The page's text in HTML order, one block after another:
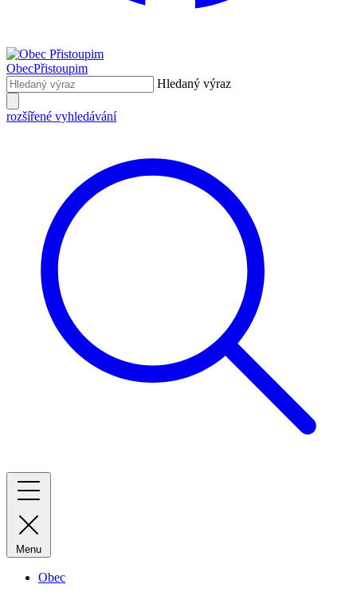
ObecPřistoupim
Hledaný výraz
rozšířené vyhledávání
Menu
Obec